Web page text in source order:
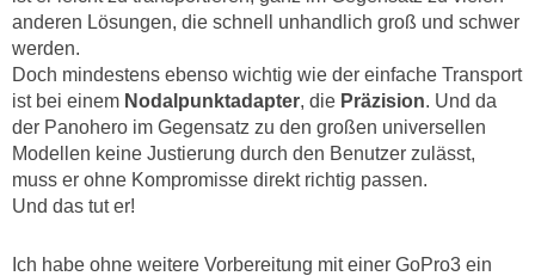
anderen Lösungen, die schnell unhandlich groß und schwer
werden.
Doch mindestens ebenso wichtig wie der einfache Transport
ist bei einem Nodalpunktadapter, die Präzision. Und da
der Panohero im Gegensatz zu den großen universellen
Modellen keine Justierung durch den Benutzer zulässt,
muss er ohne Kompromisse direkt richtig passen.
Und das tut er!
Ich habe ohne weitere Vorbereitung mit einer GoPro3 ein